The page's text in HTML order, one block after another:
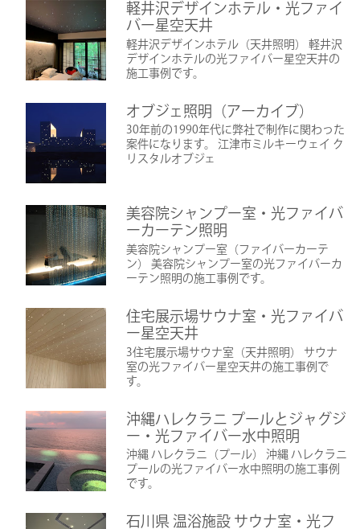
軽井沢デザインホテル・光ファイ
バー星空天井
軽井沢デザインホテル（天井照明） 軽井沢
デザインホテルの光ファイバー星空天井の
施工事例です。
オブジェ照明（アーカイブ）
30年前の1990年代に弊社で制作に関わった
案件になります。 江津市ミルキーウェイ ク
リスタルオブジェ
美容院シャンプー室・光ファイバ
ーカーテン照明
美容院シャンプー室（ファイバーカーテ
ン） 美容院シャンプー室の光ファイバーカ
ーテン照明の施工事例です。
住宅展示場サウナ室・光ファイバ
ー星空天井
3住宅展示場サウナ室（天井照明） サウナ
室の光ファイバー星空天井の施工事例で
す。
沖縄ハレクラニ プールとジャグジ
ー・光ファイバー水中照明
沖縄 ハレクラニ（プール） 沖縄 ハレクラニ
プールの光ファイバー水中照明の施工事例
です。
石川県 温浴施設 サウナ室・光フ